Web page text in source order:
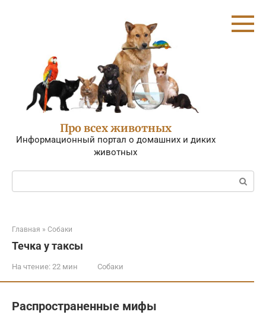
Про всех животных
Информационный портал о домашних и диких
животных
Поиск:
Главная » Собаки
Течка у таксы
На чтение: 22 мин Собаки
Распространенные мифы